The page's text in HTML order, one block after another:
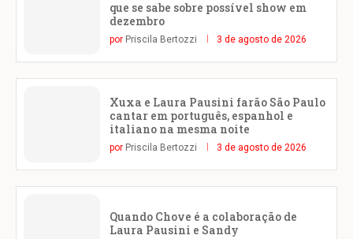
que se sabe sobre possível show em
dezembro
por Priscila Bertozzi 3 de agosto de 2026
Xuxa e Laura Pausini farão São Paulo
cantar em português, espanhol e
italiano na mesma noite
por Priscila Bertozzi 3 de agosto de 2026
Quando Chove é a colaboração de
Laura Pausini e Sandy